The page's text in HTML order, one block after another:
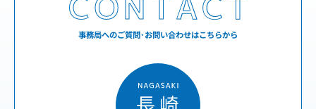
事務局へのご質問･お問い合わせはこちらから